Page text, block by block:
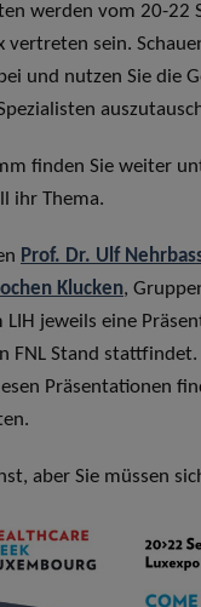
werden vom 20-22
vertreten sein.
und nutzen Sie die
finden Sie weiter
ihr Thema.
Prof. Dr. Ulf
Klucken,
jeweils eine
FNL Stand stattfindet.
Präsentationen
aber Sie müssen